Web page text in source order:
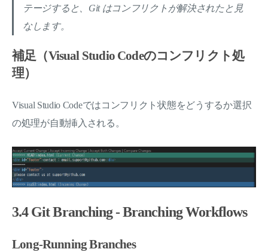
テージすると、Git はコンフリクトが解決されたと見
なします。
補足（Visual Studio Codeのコンフリクト処
理）
Visual Studio Codeではコンフリクト状態をどうするか選択
の処理が自動挿入される。
3.4 Git Branching - Branching Workflows
Long-Running Branches